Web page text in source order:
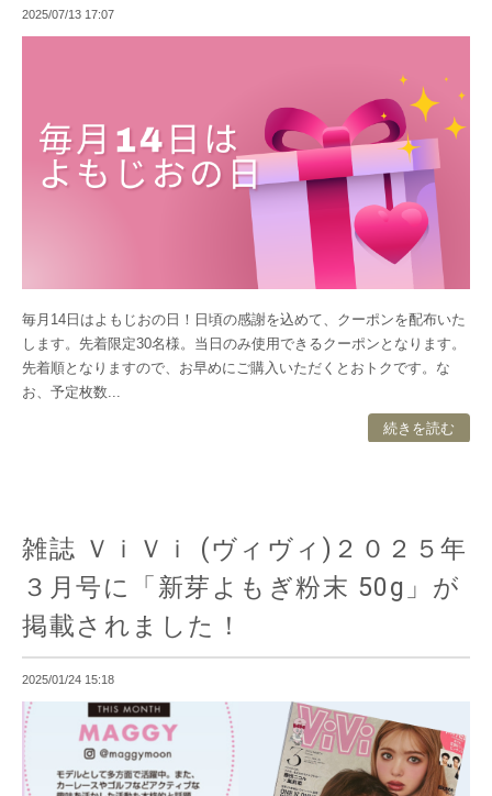
2025/07/13 17:07
毎月14日はよもじおの日！日頃の感謝を込めて、クーポンを配布いた
します。先着限定30名様。当日のみ使用できるクーポンとなります。
先着順となりますので、お早めにご購入いただくとおトクです。な
お、予定枚数...
続きを読む
雑誌 ＶｉＶｉ (ヴィヴィ)２０２５年
３月号に「新芽よもぎ粉末 50g」が
掲載されました！
2025/01/24 15:18